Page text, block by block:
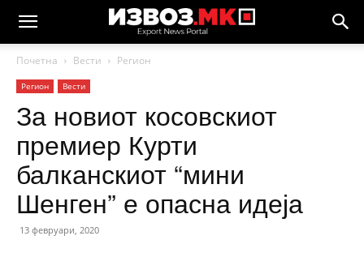
Почетна Вести Регион
Регион Вести
За новиот косовскиот
премиер Курти
балканскиот “мини
Шенген” е опасна идеја
13 февруари, 2020